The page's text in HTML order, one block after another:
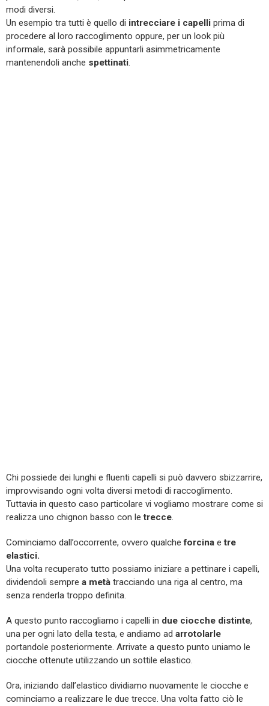
modi diversi.
Un esempio tra tutti è quello di intrecciare i capelli prima di
procedere al loro raccoglimento oppure, per un look più
informale, sarà possibile appuntarli asimmetricamente
mantenendoli anche spettinati
Chi possiede dei lunghi e fluenti capelli si può davvero sbizzarrire,
improvvisando ogni volta diversi metodi di raccoglimento.
Tuttavia in questo caso particolare vi vogliamo mostrare come si
realizza uno chignon basso con letrecce.
Cominciamo dall’occorrente, ovvero qualcheforcina etre
elastici.
Una volta recuperato tutto possiamo iniziare a pettinare i capelli,
dividendoli sempre a metà tracciando una riga al centro, ma
senza renderla troppo definita.
A questo punto raccogliamo i capelli in due ciocche distinte,
una per ogni lato della testa, e andiamo ad arrotolarle
portandole posteriormente. Arrivate a questo punto uniamo le
ciocche ottenute utilizzando un sottile elastico.
Ora, iniziando dall’elastico dividiamo nuovamente le ciocche e
cominciamo a realizzare le due trecce. Una volta fatto ciò le